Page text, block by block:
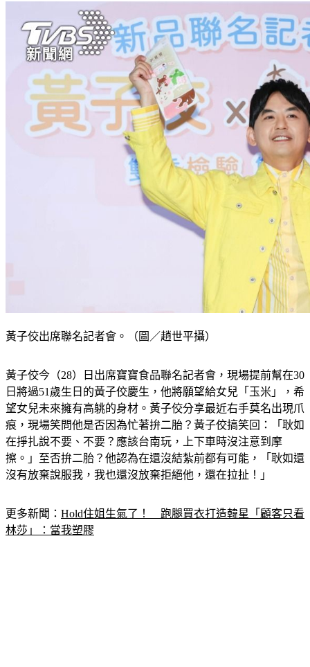
黃子佼出席聯名記者會。（圖／趙世平攝）
黃子佼今（28）日出席寶寶食品聯名記者會，現場提前幫在30
日將過51歲生日的黃子佼慶生，他將願望給女兒「玉米」，希
望女兒未來擁有高䠷的身材。黃子佼分享最近右手莫名出現爪
痕，現場笑問他是否因為忙著拚二胎？黃子佼搞笑回：「耿如
在掙扎說不要、不要？應該台南玩，上下車時沒注意到摩
擦。」至否拚二胎？他認為在還沒結紮前都有可能，「耿如還
沒有放棄說服我，我也還沒放棄拒絕他，還在拉扯！」
更多新聞： Hold住姐生氣了！　跑腿買衣打造韓星「顧客只看
林莎」：當我塑膠